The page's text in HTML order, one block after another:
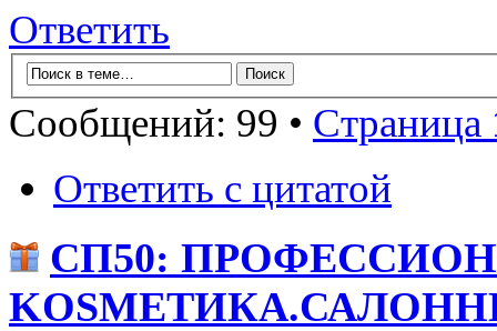
Ответить
Сообщений: 99 • Страница
Ответить с цитатой
СП50: